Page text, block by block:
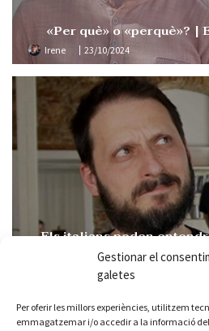
Gestionar el
galetes
Per oferir les millors experiències, utilitzem
emmagatzemar i/o accedir a la informació
«Per què» o «perquè»? |
Irene 23/10/2024
Els italians poden
Catalan
15/10/2024